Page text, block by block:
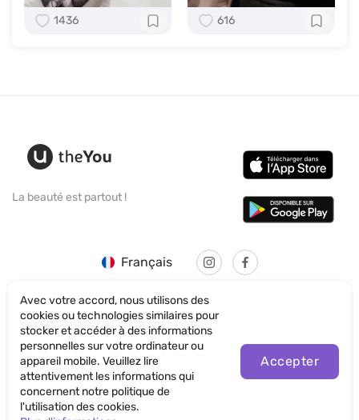
1436 616
La beauté est partout !
Français
© SANTICUM INTERNATIONAL LTD
Politique de confidentialité
Termes et conditions d'utilisation du site
Avec votre accord, nous utilisons des
cookies ou technologies similaires pour
stocker et accéder à des informations
personnelles sur votre ordinateur ou
appareil mobile. Veuillez lire
attentivement les informations qui
concernent notre politique de
l'utilisation des cookies.
Accepter